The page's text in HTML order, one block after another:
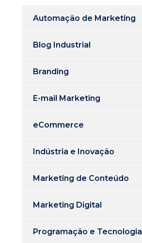
Automação de Marketing
Blog Industrial
Branding
E-mail Marketing
eCommerce
Indústria e Inovação
Marketing de Conteúdo
Marketing Digital
Programação e Tecnologia